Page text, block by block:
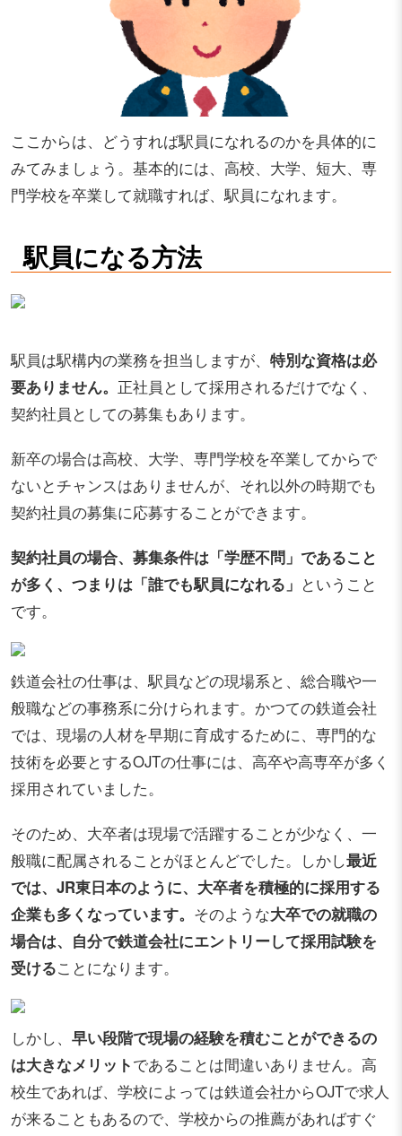
ここからは、どうすれば駅員になれるのかを具体的に
みてみましょう。基本的には、高校、大学、短大、専
門学校を卒業して就職すれば、駅員になれます。
駅員になる方法
駅員は駅構内の業務を担当しますが、 特別な資格は必
要ありません。 正社員として採用されるだけでなく、
契約社員としての募集もあります。
新卒の場合は高校、大学、専門学校を卒業してからで
ないとチャンスはありませんが、それ以外の時期でも
契約社員の募集に応募することができます。
契約社員の場合、募集条件は「学歴不問」であること
が多く、つまりは「誰でも駅員になれる」 ということ
です。
鉄道会社の仕事は、駅員などの現場系と、総合職や一
般職などの事務系に分けられます。かつての鉄道会社
では、現場の人材を早期に育成するために、専門的な
技術を必要とするOJTの仕事には、高卒や高専卒が多く
採用されていました。
そのため、大卒者は現場で活躍することが少なく、一
般職に配属されることがほとんどでした。しかし最近
では、JR東日本のように、大卒者を積極的に採用する
企業も多くなっています。 そのような大卒での就職の
場合は、自分で鉄道会社にエントリーして採用試験を
受けることになります。
しかし、 早い段階で現場の経験を積むことができるの
は大きなメリットであることは間違いありません。高
校生であれば、学校によっては鉄道会社からOJTで求人
が来ることもあるので、学校からの推薦があればすぐ